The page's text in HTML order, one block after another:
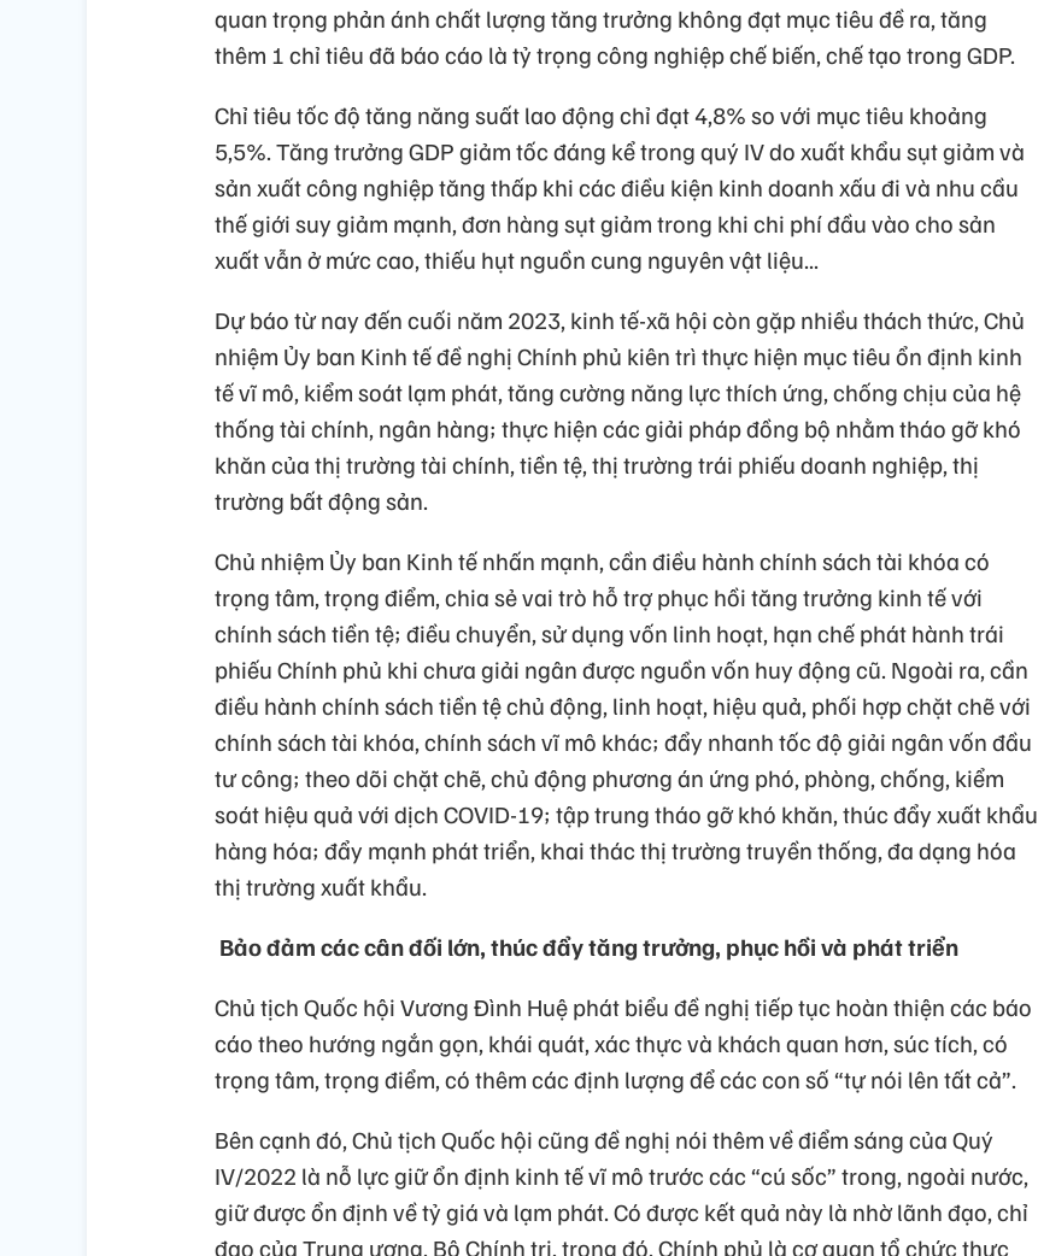
quan trọng phản ánh chất lượng tăng trưởng không đạt mục tiêu đề ra, tăng
thêm 1 chỉ tiêu đã báo cáo là tỷ trọng công nghiệp chế biến, chế tạo trong GDP.
Chỉ tiêu tốc độ tăng năng suất lao động chỉ đạt 4,8% so với mục tiêu khoảng
5,5%. Tăng trưởng GDP giảm tốc đáng kể trong quý IV do xuất khẩu sụt giảm và
sản xuất công nghiệp tăng thấp khi các điều kiện kinh doanh xấu đi và nhu cầu
thế giới suy giảm mạnh, đơn hàng sụt giảm trong khi chi phí đầu vào cho sản
xuất vẫn ở mức cao, thiếu hụt nguồn cung nguyên vật liệu...
Dự báo từ nay đến cuối năm 2023, kinh tế-xã hội còn gặp nhiều thách thức, Chủ
nhiệm Ủy ban Kinh tế đề nghị Chính phủ kiên trì thực hiện mục tiêu ổn định kinh
tế vĩ mô, kiểm soát lạm phát, tăng cường năng lực thích ứng, chống chịu của hệ
thống tài chính, ngân hàng; thực hiện các giải pháp đồng bộ nhằm tháo gỡ khó
khăn của thị trường tài chính, tiền tệ, thị trường trái phiếu doanh nghiệp, thị
trường bất động sản.
Chủ nhiệm Ủy ban Kinh tế nhấn mạnh, cần điều hành chính sách tài khóa có
trọng tâm, trọng điểm, chia sẻ vai trò hỗ trợ phục hồi tăng trưởng kinh tế với
chính sách tiền tệ; điều chuyển, sử dụng vốn linh hoạt, hạn chế phát hành trái
phiếu Chính phủ khi chưa giải ngân được nguồn vốn huy động cũ. Ngoài ra, cần
điều hành chính sách tiền tệ chủ động, linh hoạt, hiệu quả, phối hợp chặt chẽ với
chính sách tài khóa, chính sách vĩ mô khác; đẩy nhanh tốc độ giải ngân vốn đầu
tư công; theo dõi chặt chẽ, chủ động phương án ứng phó, phòng, chống, kiểm
soát hiệu quả với dịch COVID-19; tập trung tháo gỡ khó khăn, thúc đẩy xuất khẩu
hàng hóa; đẩy mạnh phát triển, khai thác thị trường truyền thống, đa dạng hóa
thị trường xuất khẩu.
Bảo đảm các cân đối lớn, thúc đẩy tăng trưởng, phục hồi và phát triển
Chủ tịch Quốc hội Vương Đình Huệ phát biểu đề nghị tiếp tục hoàn thiện các báo
cáo theo hướng ngắn gọn, khái quát, xác thực và khách quan hơn, súc tích, có
trọng tâm, trọng điểm, có thêm các định lượng để các con số “tự nói lên tất cả”.
Bên cạnh đó, Chủ tịch Quốc hội cũng đề nghị nói thêm về điểm sáng của Quý
IV/2022 là nỗ lực giữ ổn định kinh tế vĩ mô trước các “cú sốc” trong, ngoài nước,
giữ được ổn định về tỷ giá và lạm phát. Có được kết quả này là nhờ lãnh đạo, chỉ
đạo của Trung ương, Bộ Chính trị, trong đó, Chính phủ là cơ quan tổ chức thực